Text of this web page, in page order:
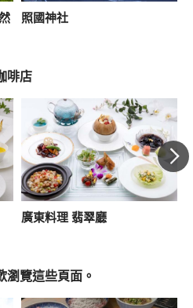
照國神社
啡店
廣東料理 翡翠廳
瀏覽這些頁面。